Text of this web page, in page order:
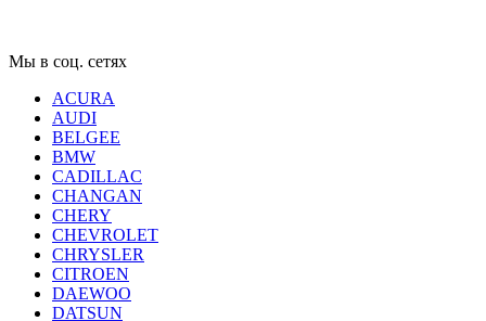
Мы в соц. сетях
ACURA
AUDI
BELGEE
BMW
CADILLAC
CHANGAN
CHERY
CHEVROLET
CHRYSLER
CITROEN
DAEWOO
DATSUN